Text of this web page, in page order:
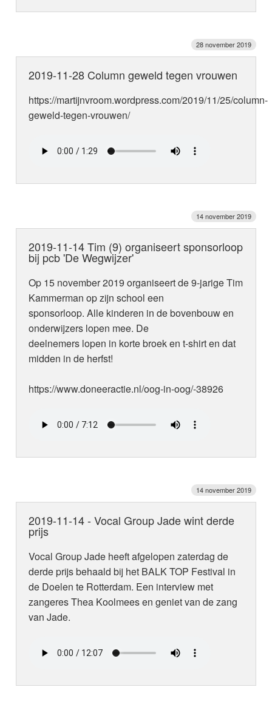
28 november 2019
2019-11-28 Column geweld tegen vrouwen
https://martijnvroom.wordpress.com/2019/11/25/column-
geweld-tegen-vrouwen/
14 november 2019
2019-11-14 Tim (9) organiseert sponsorloop
bij pcb 'De Wegwijzer'
Op 15 november 2019 organiseert de 9-jarige Tim
Kammerman op zijn school een
sponsorloop. Alle kinderen in de bovenbouw en
onderwijzers lopen mee. De
deelnemers lopen in korte broek en t-shirt en dat
midden in de herfst!
https://www.doneeractie.nl/oog-in-oog/-38926
14 november 2019
2019-11-14 - Vocal Group Jade wint derde
prijs
Vocal Group Jade heeft afgelopen zaterdag de
derde prijs behaald bij het BALK TOP Festival in
de Doelen te Rotterdam. Een interview met
zangeres Thea Koolmees en geniet van de zang
van Jade.